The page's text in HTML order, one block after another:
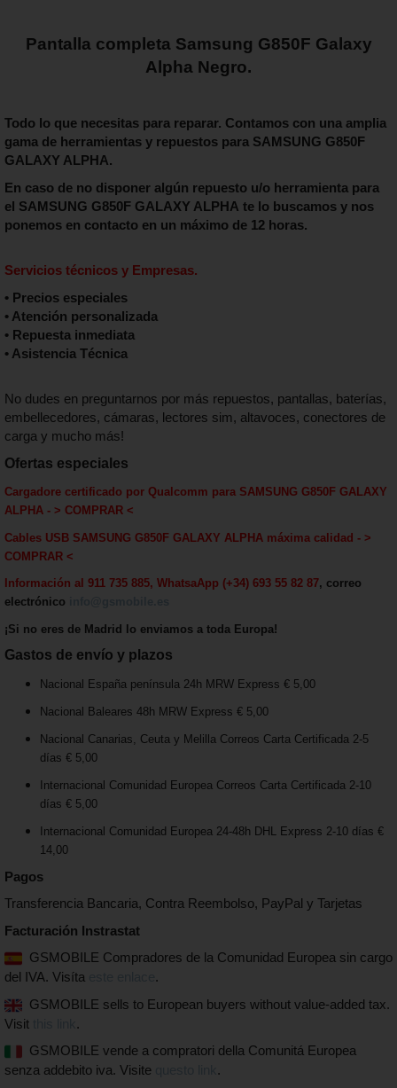
Pantalla completa Samsung G850F Galaxy
Alpha Negro.
Todo lo que necesitas para reparar. Contamos con una amplia
gama de herramientas y repuestos para SAMSUNG G850F
GALAXY ALPHA.
En caso de no disponer algún repuesto u/o herramienta para
el SAMSUNG G850F GALAXY ALPHA te lo buscamos y nos
ponemos en contacto en un máximo de 12 horas.
Servicios técnicos y Empresas.
• Precios especiales
• Atención personalizada
• Repuesta inmediata
• Asistencia Técnica
No dudes en preguntarnos por más repuestos, pantallas, baterías,
embellecedores, cámaras, lectores sim, altavoces, conectores de
carga y mucho más!
Ofertas especiales
Cargadore certificado por Qualcomm para SAMSUNG G850F GALAXY
ALPHA - > COMPRAR <
Cables USB SAMSUNG G850F GALAXY ALPHA máxima calidad - >
COMPRAR <
Información al 911 735 885, WhatsaApp (+34) 693 55 82 87, correo
electrónico
¡Si no eres de Madrid lo enviamos a toda Europa!
Gastos de envío y plazos
Nacional España península 24h MRW Express € 5,00
Nacional Baleares 48h MRW Express € 5,00
Nacional Canarias, Ceuta y Melilla Correos Carta Certificada 2-5
días € 5,00
Internacional Comunidad Europea Correos Carta Certificada 2-10
días € 5,00
Internacional Comunidad Europea 24-48h DHL Express 2-10 días €
14,00
Pagos
Transferencia Bancaria, Contra Reembolso, PayPal y Tarjetas
Facturación Instrastat
GSMOBILE Compradores de la Comunidad Europea sin cargo
del IVA. Visíta
.
GSMOBILE sells to European buyers without value-added tax.
Visit
.
GSMOBILE vende a compratori della Comunitá Europea
senza addebito iva. Visite
.